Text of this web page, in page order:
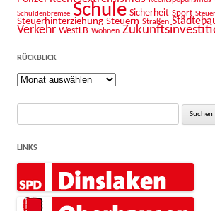
Schuldenbremse Schule Sicherheit Sport Steuer
Steuerhinterziehung Steuern Straßen
Verkehr WestLB Wohnen
RÜCKBLICK
Rückblick
Suche
LINKS